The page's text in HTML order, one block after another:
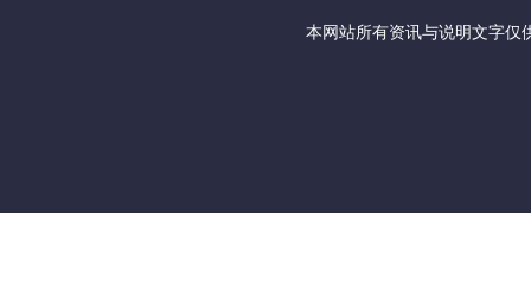
本网站所有资讯与说明文字仅